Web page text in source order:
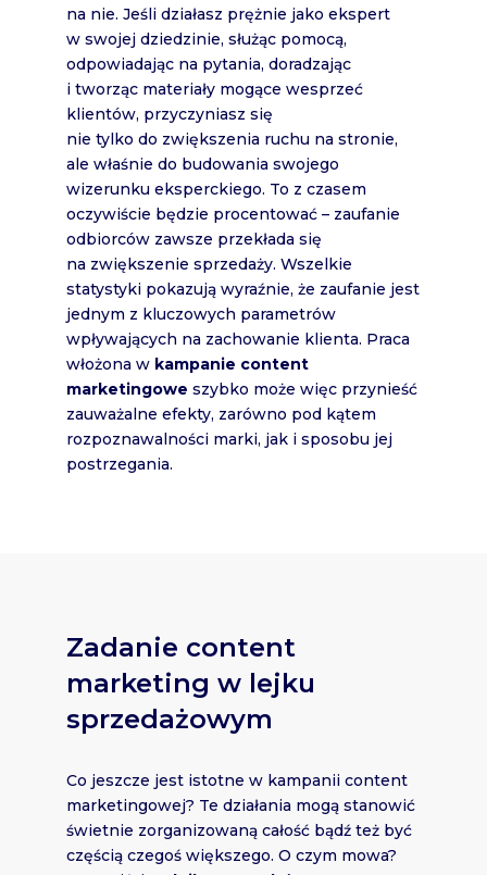
na nie. Jeśli działasz prężnie jako ekspert
w swojej dziedzinie, służąc pomocą,
odpowiadając na pytania, doradzając
i tworząc materiały mogące wesprzeć
klientów, przyczyniasz się
nie tylko do zwiększenia ruchu na stronie,
ale właśnie do budowania swojego
wizerunku eksperckiego. To z czasem
oczywiście będzie procentować – zaufanie
odbiorców zawsze przekłada się
na zwiększenie sprzedaży. Wszelkie
statystyki pokazują wyraźnie, że zaufanie jest
jednym z kluczowych parametrów
wpływających na zachowanie klienta. Praca
włożona w kampanie content
marketingowe szybko może więc przynieść
zauważalne efekty, zarówno pod kątem
rozpoznawalności marki, jak i sposobu jej
postrzegania.
Zadanie content
marketing w lejku
sprzedażowym
Co jeszcze jest istotne w kampanii content
marketingowej? Te działania mogą stanowić
świetnie zorganizowaną całość bądź też być
częścią czegoś większego. O czym mowa?